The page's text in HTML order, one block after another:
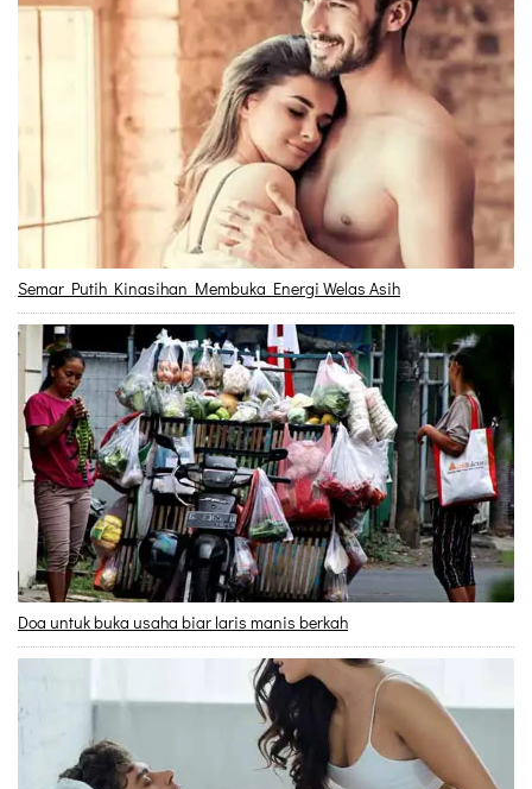
Semar Putih Kinasihan Membuka Energi Welas Asih
Doa untuk buka usaha biar laris manis berkah